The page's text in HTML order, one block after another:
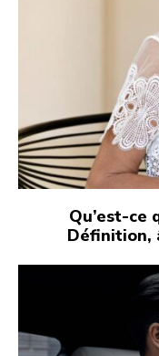
Qu’est-ce
Définition,